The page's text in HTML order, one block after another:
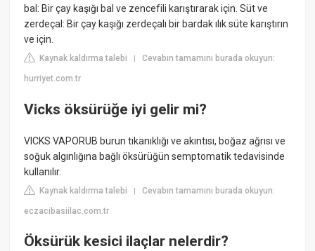
bal: Bir çay kaşığı bal ve zencefili karıştırarak için. Süt ve
zerdeçal: Bir çay kaşığı zerdeçalı bir bardak ılık süte karıştırın
ve için.
Kaynak kaldırma talebi |Cevabın tamamını burada okuyun:
hurriyet.com.tr
Vicks öksürüğe iyi gelir mi?
VICKS VAPORUB burun tıkanıklığı ve akıntısı, boğaz ağrısı ve
soğuk algınlığına bağlı öksürüğün semptomatik tedavisinde
kullanılır.
Kaynak kaldırma talebi |Cevabın tamamını burada okuyun:
eczacibasiilac.com.tr
Öksürük kesici ilaçlar nelerdir?